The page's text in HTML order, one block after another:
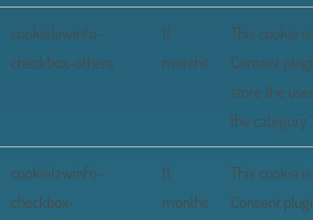
cookielawinfo-
checkbox-others
11
months
This cookie
Consent
store the
the category
cookielawinfo-
checkbox-
11
months
This cookie
Consent